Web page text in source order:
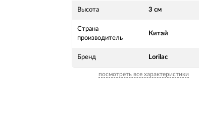
Высота 3 см
Страна
производитель
Китай
Бренд Lorilac
посмотреть все характеристики